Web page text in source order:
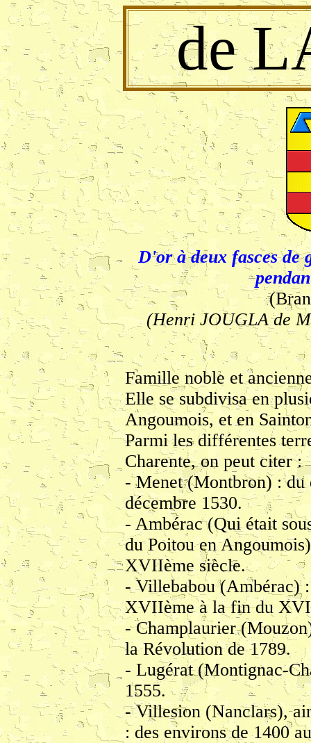
de
D'or à deux fasces de
(Henri JOUGLA de
Famille noble et
Elle se subdivisa en
Angoumois, et en
Parmi les différentes
Charente, on peut citer :
- Menet (Montbron) : du
décembre 1530.
- Ambérac (Qui était
du Poitou en
XVIIème siècle.
- Villebabou (Ambérac)
XVIIème à la fin du
- Champlaurier
la Révolution de 1789.
- Lugérat (Montignac-
1555.
- Villesion (Nanclars),
: des environs de 1400